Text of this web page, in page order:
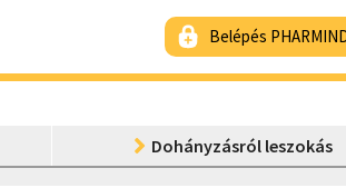
Belépés
Dohányzásról leszokás